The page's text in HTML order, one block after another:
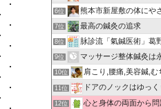
6位 熊本市新屋敷の体に
7位 最高の鍼灸の追求
8位 脉診流「氣鍼医術」葛
9位 マッサージ整体鍼灸は
10位 肩こり,腰痛,美容鍼,むちう
11位 ドアのノックはゆっく
12位 心と身体の両面から